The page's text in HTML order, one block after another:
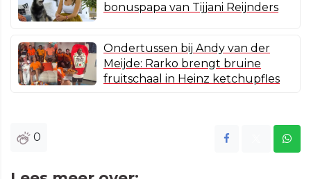
bonuspapa van Tijjani Reijnders
Ondertussen bij Andy van der
Meijde: Rarko brengt bruine
fruitschaal in Heinz ketchupfles
0